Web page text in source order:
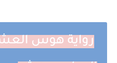
رواية هوس